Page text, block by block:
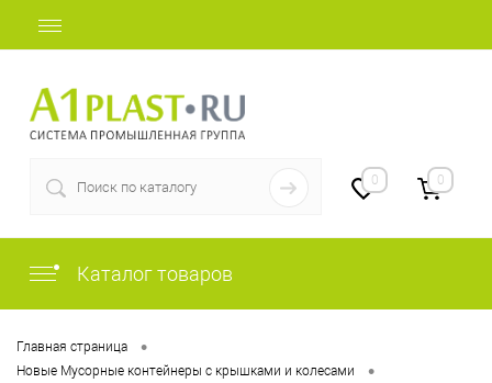
0 0
Каталог товаров
Главная страница •
Новые Мусорные контейнеры с крышками и колесами •